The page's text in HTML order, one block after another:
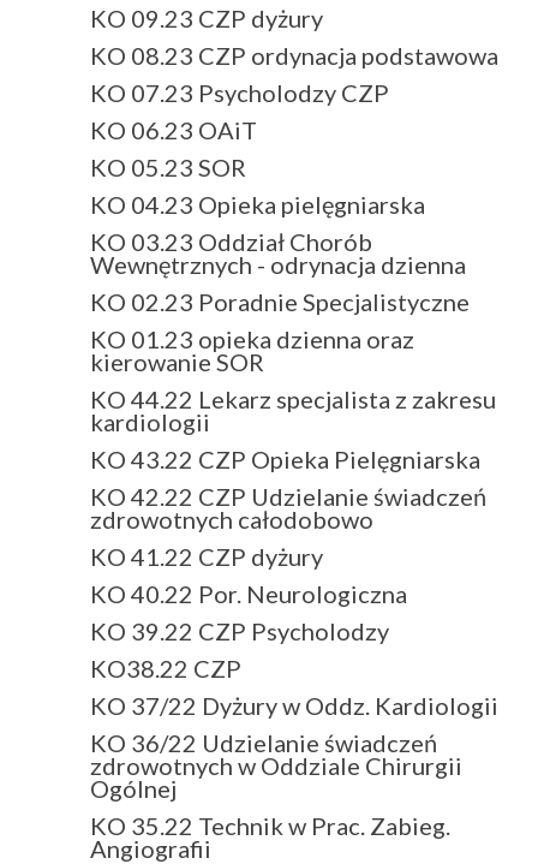
KO 09.23 CZP dyżury
KO 08.23 CZP ordynacja podstawowa
KO 07.23 Psycholodzy CZP
KO 06.23 OAiT
KO 05.23 SOR
KO 04.23 Opieka pielęgniarska
KO 03.23 Oddział Chorób
Wewnętrznych - odrynacja dzienna
KO 02.23 Poradnie Specjalistyczne
KO 01.23 opieka dzienna oraz
kierowanie SOR
KO 44.22 Lekarz specjalista z zakresu
kardiologii
KO 43.22 CZP Opieka Pielęgniarska
KO 42.22 CZP Udzielanie świadczeń
zdrowotnych całodobowo
KO 41.22 CZP dyżury
KO 40.22 Por. Neurologiczna
KO 39.22 CZP Psycholodzy
KO38.22 CZP
KO 37/22 Dyżury w Oddz. Kardiologii
KO 36/22 Udzielanie świadczeń
zdrowotnych w Oddziale Chirurgii
Ogólnej
KO 35.22 Technik w Prac. Zabieg.
Angiografii